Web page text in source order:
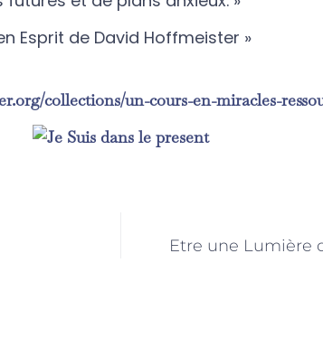
Esprit de David Hoffmeister »
collections/un-cours-en-miracles-
Etre une Lumière